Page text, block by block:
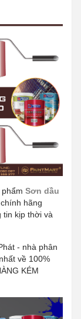
Sơn dầu
chính hãng
tin kịp thời và
- nhà phân
về 100%
KÉM